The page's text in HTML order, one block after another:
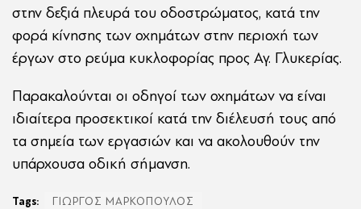
στην δεξιά πλευρά του οδοστρώματος, κατά την
φορά κίνησης των οχημάτων στην περιοχή των
έργων στο ρεύμα κυκλοφορίας προς Αγ. Γλυκερίας.
Παρακαλούνται οι οδηγοί των οχημάτων να είναι
ιδιαίτερα προσεκτικοί κατά την διέλευσή τους από
τα σημεία των εργασιών και να ακολουθούν την
υπάρχουσα οδική σήμανση.
Tags:
ΓΙΩΡΓΟΣ ΜΑΡΚΟΠΟΥΛΟΣ